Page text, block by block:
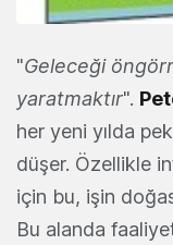
"Geleceği
yaratmaktır".
her yeni yılda
düşer. Özellikle
için bu, işin
Bu alanda